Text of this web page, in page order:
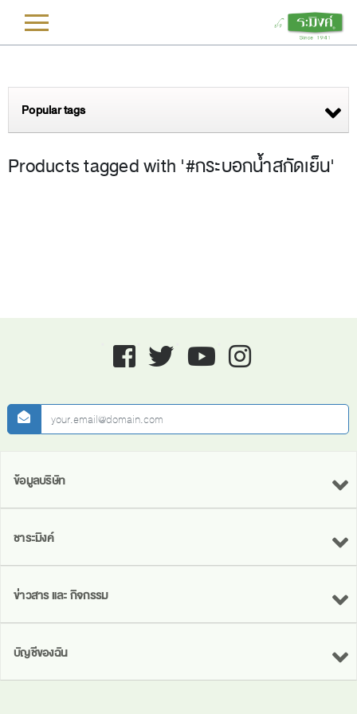
Popular tags
Products tagged with '#กระบอกน้ำสกัดเย็น'
Facebook twitter youtube instagram
newsletter
ข้อมูลบริษัท
ชาระมิงค์
ข่าวสาร และ กิจกรรม
บัญชีของฉัน